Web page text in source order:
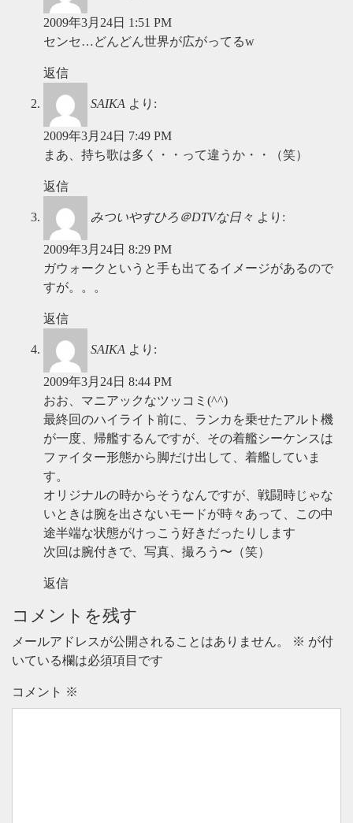
2009年3月24日 1:51 PM
センセ…どんどん世界が広がってるw
返信
SAIKA より:
2009年3月24日 7:49 PM
まあ、持ち歌は多く・・って違うか・・（笑）
返信
みついやすひろ＠DTVな日々 より:
2009年3月24日 8:29 PM
ガウォークというと手も出てるイメージがあるので
すが。。。
返信
SAIKA より:
2009年3月24日 8:44 PM
おお、マニアックなツッコミ(^^)
最終回のハイライト前に、ランカを乗せたアルト機
が一度、帰艦するんですが、その着艦シーケンスは
ファイター形態から脚だけ出して、着艦していま
す。
オリジナルの時からそうなんですが、戦闘時じゃな
いときは腕を出さないモードが時々あって、この中
途半端な状態がけっこう好きだったりします
次回は腕付きで、写真、撮ろう〜（笑）
返信
コメントを残す
メールアドレスが公開されることはありません。 ※ が付
いている欄は必須項目です
コメント ※